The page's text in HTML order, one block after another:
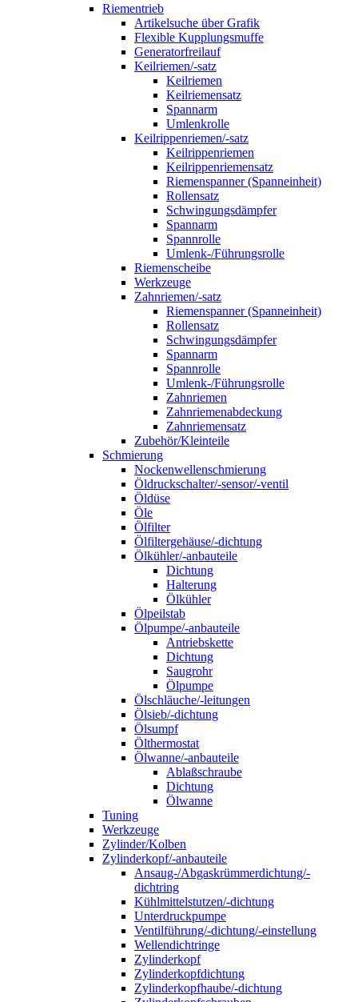
Riementrieb
Artikelsuche über Grafik
Flexible Kupplungsmuffe
Generatorfreilauf
Keilriemen/-satz
Keilriemen
Keilriemensatz
Spannarm
Umlenkrolle
Keilrippenriemen/-satz
Keilrippenriemen
Keilrippenriemensatz
Riemenspanner (Spanneinheit)
Rollensatz
Schwingungsdämpfer
Spannarm
Spannrolle
Umlenk-/Führungsrolle
Riemenscheibe
Werkzeuge
Zahnriemen/-satz
Riemenspanner (Spanneinheit)
Rollensatz
Schwingungsdämpfer
Spannarm
Spannrolle
Umlenk-/Führungsrolle
Zahnriemen
Zahnriemenabdeckung
Zahnriemensatz
Zubehör/Kleinteile
Schmierung
Nockenwellenschmierung
Öldruckschalter/-sensor/-ventil
Öldüse
Öle
Ölfilter
Ölfiltergehäuse/-dichtung
Ölkühler/-anbauteile
Dichtung
Halterung
Ölkühler
Ölpeilstab
Ölpumpe/-anbauteile
Antriebskette
Dichtung
Saugrohr
Ölpumpe
Ölschläuche/-leitungen
Ölsieb/-dichtung
Ölsumpf
Ölthermostat
Ölwanne/-anbauteile
Ablaßschraube
Dichtung
Ölwanne
Tuning
Werkzeuge
Zylinder/Kolben
Zylinderkopf/-anbauteile
Ansaug-/Abgaskrümmerdichtung/-
dichtring
Kühlmittelstutzen/-dichtung
Unterdruckpumpe
Ventilführung/-dichtung/-einstellung
Wellendichtringe
Zylinderkopf
Zylinderkopfdichtung
Zylinderkopfhaube/-dichtung